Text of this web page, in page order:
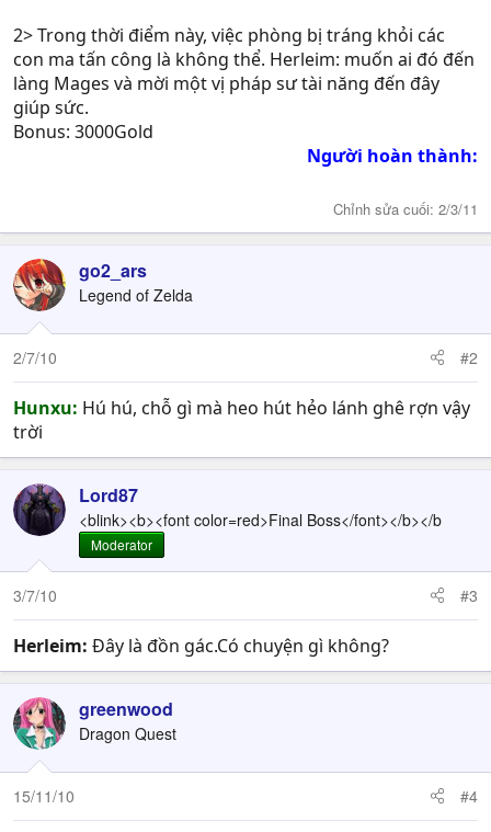
2> Trong thời điểm này, việc phòng bị tráng khỏi các
con ma tấn công là không thể. Herleim: muốn ai đó đến
làng Mages và mời một vị pháp sư tài năng đến đây
giúp sức.
Bonus: 3000Gold
Người hoàn thành:
Chỉnh sửa cuối: 2/3/11
go2_ars
Legend of Zelda
2/7/10 #2
Hunxu: Hú hú, chỗ gì mà heo hút hẻo lánh ghê rợn vậy
trời
Lord87
<blink><b><font color=red>Final Boss</font></b></b
Moderator
3/7/10 #3
Herleim: Đây là đồn gác.Có chuyện gì không?
greenwood
Dragon Quest
15/11/10 #4